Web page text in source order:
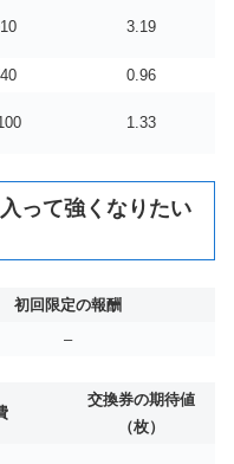
3.19
0.96
1.33
って強くなりたい
初回限定の報酬
–
交換券の期待値
（枚）